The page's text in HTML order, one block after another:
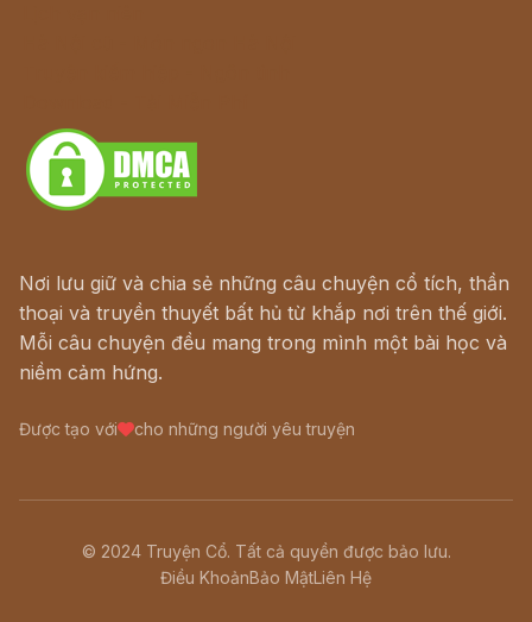
Nơi lưu giữ và chia sẻ những câu chuyện cổ tích, thần
thoại và truyền thuyết bất hủ từ khắp nơi trên thế giới.
Mỗi câu chuyện đều mang trong mình một bài học và
niềm cảm hứng.
Được tạo với cho những người yêu truyện
© 2024 Truyện Cổ. Tất cả quyền được bảo lưu.
Điều KhoảnBảo MậtLiên Hệ